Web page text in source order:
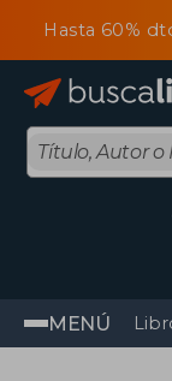
Hasta 60%
MENÚ